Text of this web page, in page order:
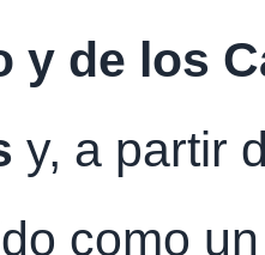
y de los
y, a partir
como